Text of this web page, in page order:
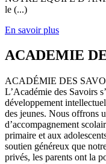
le (...)
En savoir plus
ACADEMIE
ACADÉMIE DES
L’Académie des Savoirs
développement
des jeunes. Nous offrons
d’accompagnement
primaire et aux
soutien généreux que
privés, les parents ont la